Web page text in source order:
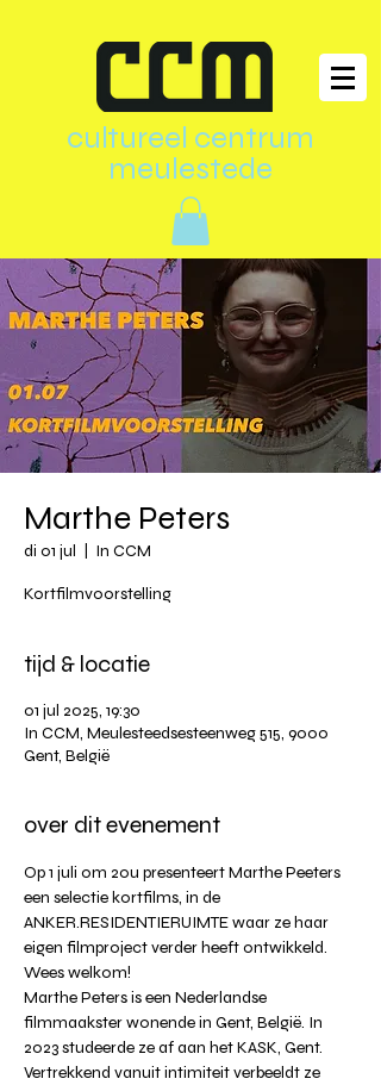
cultureel centrum
meulestede
Marthe Peters
di 01 jul In CCM
Kortfilmvoorstelling
tijd & locatie
01 jul 2025, 19:30
In CCM, Meulesteedsesteenweg 515, 9000
Gent, België
over dit evenement
Op 1 juli om 20u presenteert Marthe Peeters
een selectie kortfilms, in de
ANKER.RESIDENTIERUIMTE waar ze haar
eigen filmproject verder heeft ontwikkeld.
Wees welkom!
Marthe Peters is een Nederlandse
filmmaakster wonende in Gent, België. In
2023 studeerde ze af aan het KASK, Gent.
Vertrekkend vanuit intimiteit verbeeldt ze